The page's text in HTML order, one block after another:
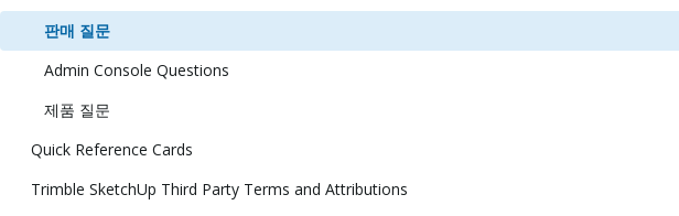
판매 질문
Admin Console Questions
제품 질문
Quick Reference Cards
Trimble SketchUp Third Party Terms and Attributions